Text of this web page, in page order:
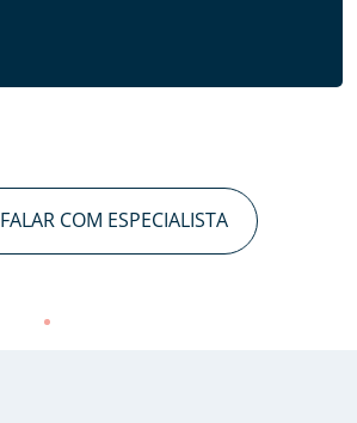
FALAR COM ESPECIALISTA